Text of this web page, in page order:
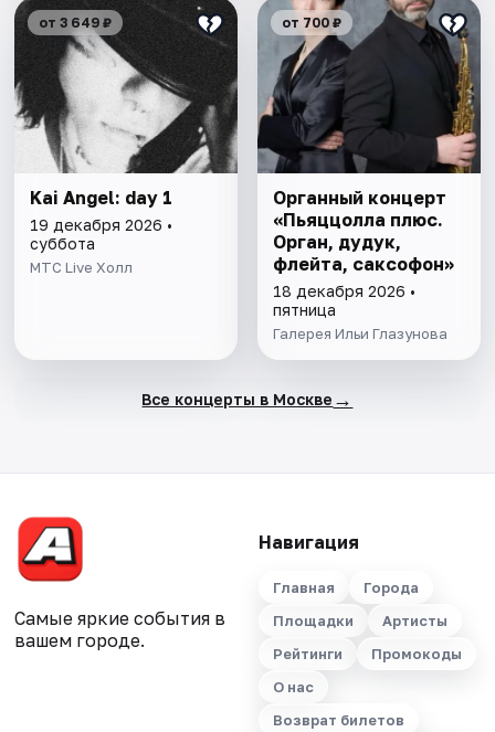
от 3 649 ₽
Kai Angel: day 1
19 декабря 2026 •
суббота
МТС Live Холл
от 700 ₽
Органный концерт
«Пьяццолла плюс.
Орган, дудук,
флейта, саксофон»
18 декабря 2026 •
пятница
Галерея Ильи Глазунова
Все концерты в Москве →
Самые яркие события в
вашем городе.
Навигация
Главная
Города
Площадки
Артисты
Рейтинги
Промокоды
О нас
Возврат билетов